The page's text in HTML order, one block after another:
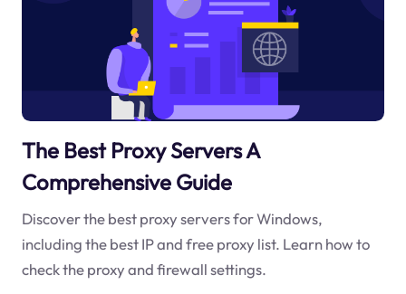
The Best Proxy Servers A
Comprehensive Guide
Discover the best proxy servers for Windows,
including the best IP and free proxy list. Learn how to
check the proxy and firewall settings.